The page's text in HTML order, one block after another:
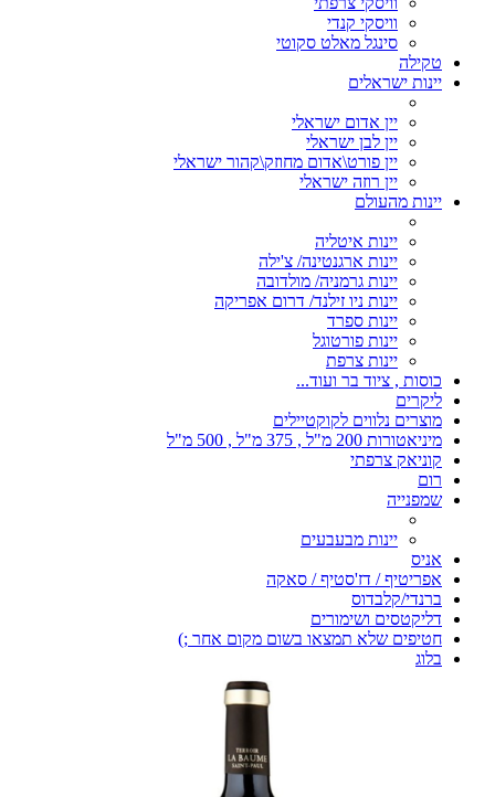
וויסקי קנדי
סינגל מאלט סקוטי
טקילה
יינות ישראלים
יין אדום ישראלי
יין לבן ישראלי
יין פורט\אדום מחוזק\קהור ישראלי
יין רוזה ישראלי
יינות מהעולם
יינות איטליה
יינות ארגנטינה/ צ'ילה
יינות גרמניה/ מולדובה
יינות ניו זילנד/ דרום אפריקה
יינות ספרד
יינות פורטוגל
יינות צרפת
כוסות , ציוד בר ועוד...
ליקרים
מוצרים נלווים לקוקטיילים
מיניאטורות 200 מ"ל , 375 מ"ל , 500 מ"ל
קוניאק צרפתי
רום
שמפנייה
יינות מבעבעים
אניס
אפריטיף / דז'סטיף / סאקה
ברנדי/קלבדוס
דליקטסים ושימורים
חטיפים שלא תמצאו בשום מקום אחר ;)
בלוג